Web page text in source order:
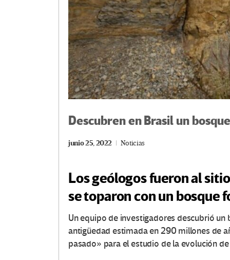
Descubren en Brasil un
junio 25, 2022 Noticias
Los geólogos fueron al
se toparon con un bosque
Un equipo de investigadores descubrió
antigüedad estimada en 290 millones de
pasado» para el estudio de la evolución